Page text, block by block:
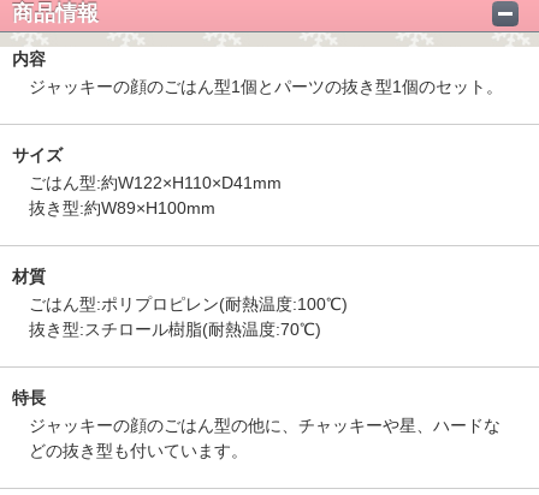
商品情報
内容
ジャッキーの顔のごはん型1個とパーツの抜き型1個のセット。
サイズ
ごはん型:約W122×H110×D41mm
抜き型:約W89×H100mm
材質
ごはん型:ポリプロピレン(耐熱温度:100℃)
抜き型:スチロール樹脂(耐熱温度:70℃)
特長
ジャッキーの顔のごはん型の他に、チャッキーや星、ハードな
どの抜き型も付いています。